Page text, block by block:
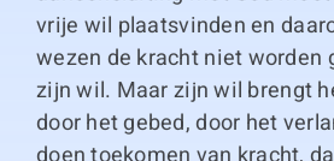
vrije wil plaatsvinden en
wezen de kracht niet worden
zijn wil. Maar zijn wil brengt
door het gebed, door het